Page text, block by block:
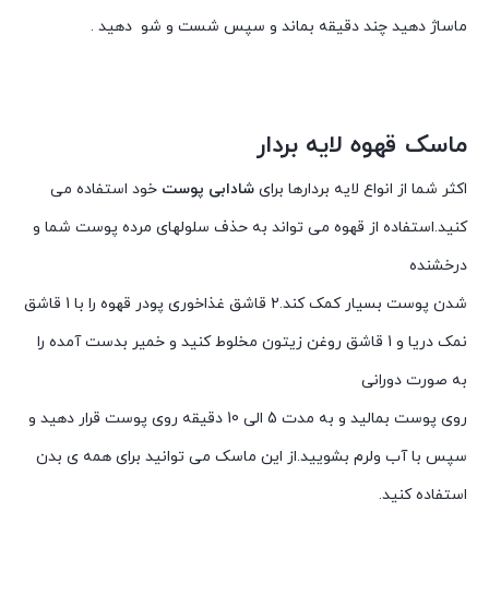
ماساژ دهید چند دقیقه بماند و سپس شست و شو دهید .
ماسک قهوه لایه بردار
اکثر شما از انواع لایه بردارها برای شادابی پوست خود استفاده می
کنید.استفاده از قهوه می تواند به حذف سلولهای مرده پوست شما و
درخشنده
شدن پوست بسیار کمک کند.2 قاشق غذاخوری پودر قهوه را با 1 قاشق
نمک دریا و 1 قاشق روغن زیتون مخلوط کنید و خمیر بدست آمده را
به صورت دورانی
روی پوست بمالید و به مدت 5 الی 10 دقیقه روی پوست قرار دهید و
سپس با آب ولرم بشویید.از این ماسک می توانید برای همه ی بدن
استفاده کنید.